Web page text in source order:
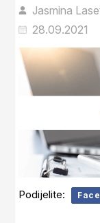
Jasmina
28.09.2021
Podijelite: